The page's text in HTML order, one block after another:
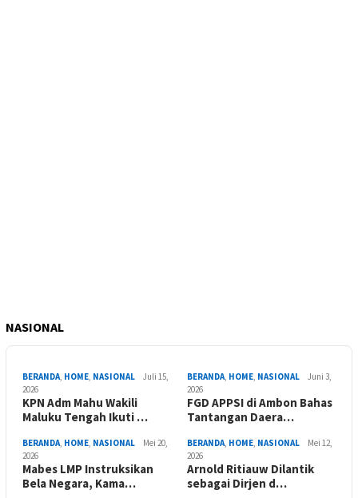
NASIONAL
BERANDA, HOME, NASIONAL
Juli 15,
2026
KPN Adm Mahu Wakili
Maluku Tengah Ikuti …
BERANDA, HOME, NASIONAL
Juni 3,
2026
FGD APPSI di Ambon Bahas
Tantangan Daera…
BERANDA, HOME, NASIONAL
Mei 20,
2026
Mabes LMP Instruksikan
Bela Negara, Kama…
BERANDA, HOME, NASIONAL
Mei 12,
2026
Arnold Ritiauw Dilantik
sebagai Dirjen d…